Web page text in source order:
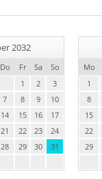
2032
Do Fr Sa
So
1
2
3
7 8 9
10
14 15 16
17
21 22 23
24
28 29 30 31
Mo
1
8
15
22
29